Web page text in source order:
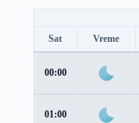
Sat Vreme
00:00
01:00